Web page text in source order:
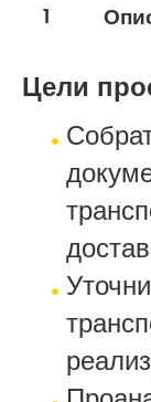
1
Цели